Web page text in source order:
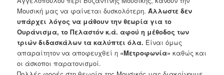
Μουσική μας να φαίνεται δυσκολότερη.Άλλωστε δεν
υπάρχει λόγος να μάθουν την θεωρία για το
Ουράνισμα, το Πελαστόν κ.ά. αφού η μέθοδος των
τριών διδασκάλων τα καλύπτει όλα. Είναι όμως
απαραίτητον να αποφευχθεί η «Μετροφωνία» καθώς και
οι άσκοποι παρατονισμοί.